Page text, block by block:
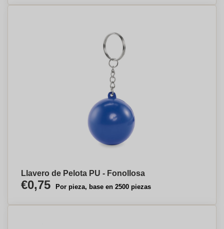
Llavero de Pelota PU - Fonollosa
€0,75 Por pieza, base en 2500 piezas